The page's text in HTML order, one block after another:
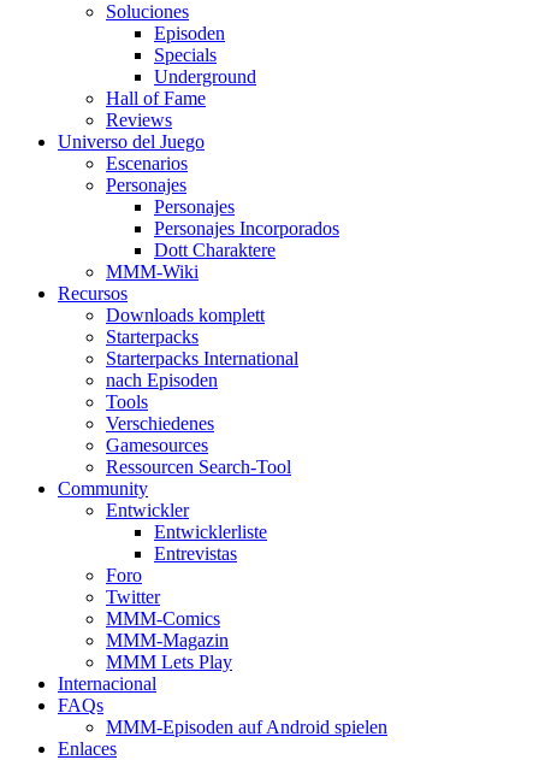
Soluciones
Episoden
Specials
Underground
Hall of Fame
Reviews
Universo del Juego
Escenarios
Personajes
Personajes
Personajes Incorporados
Dott Charaktere
MMM-Wiki
Recursos
Downloads komplett
Starterpacks
Starterpacks International
nach Episoden
Tools
Verschiedenes
Gamesources
Ressourcen Search-Tool
Community
Entwickler
Entwicklerliste
Entrevistas
Foro
Twitter
MMM-Comics
MMM-Magazin
MMM Lets Play
Internacional
FAQs
MMM-Episoden auf Android spielen
Enlaces